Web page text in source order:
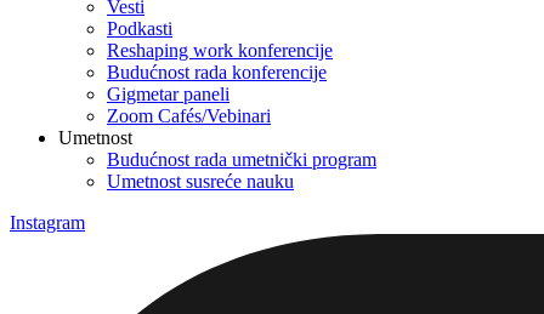
Vesti
Podkasti
Reshaping work konferencije
Budućnost rada konferencije
Gigmetar paneli
Zoom Cafés/Vebinari
Umetnost
Budućnost rada umetnički program
Umetnost susreće nauku
Instagram